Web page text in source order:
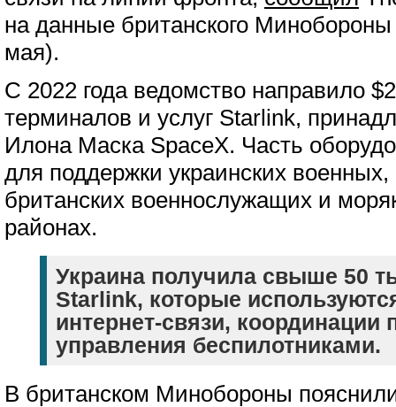
на данные британского
мая).
С 2022 года ведомство направило
терминалов и услуг Starlink,
Илона Маска SpaceX. Часть
для поддержки украинских
британских военнослужащих и
районах.
Украина получила свыше 50
Starlink, которые
интернет-связи, координации
управления беспилотниками.
В британском Минобороны